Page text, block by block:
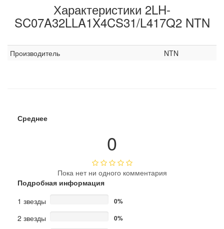
Характеристики 2LH-
SC07A32LLA1X4CS31/L417Q2 NTN
Производитель NTN
Среднее
0
Пока нет ни одного комментария
Подробная информация
1 звезды
0%
2 звезды 0%